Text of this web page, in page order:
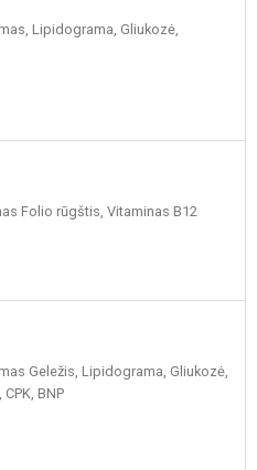
Lipidograma, Gliukozė,
Folio rūgštis, Vitaminas B12
Geležis, Lipidograma, Gliukozė,
BNP